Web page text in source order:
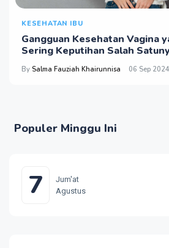
7
Jum'at
Agustus
KESEHATAN IBU
Gangguan Kesehatan Vagina
Sering Keputihan Salah
By Salma Fauziah Khairunnisa 06 Sep 2024
Populer Minggu Ini